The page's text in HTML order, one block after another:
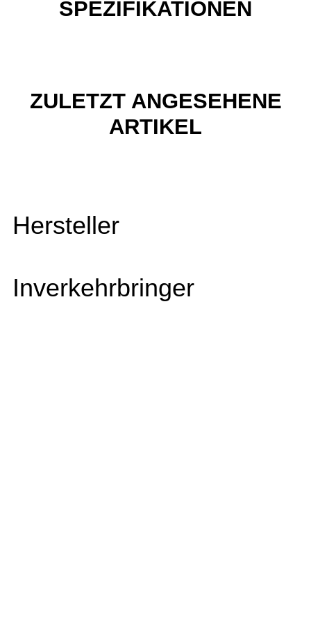
SPEZIFIKATIONEN
ZULETZT ANGESEHENE
ARTIKEL
Hersteller
Inverkehrbringer